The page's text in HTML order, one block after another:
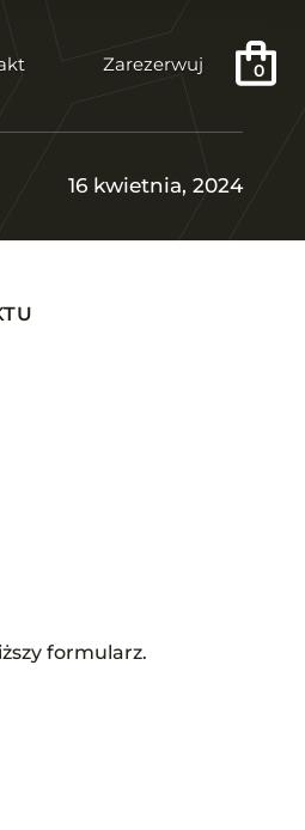
Zarezerwuj 0
16 kwietnia, 2024
formularz.